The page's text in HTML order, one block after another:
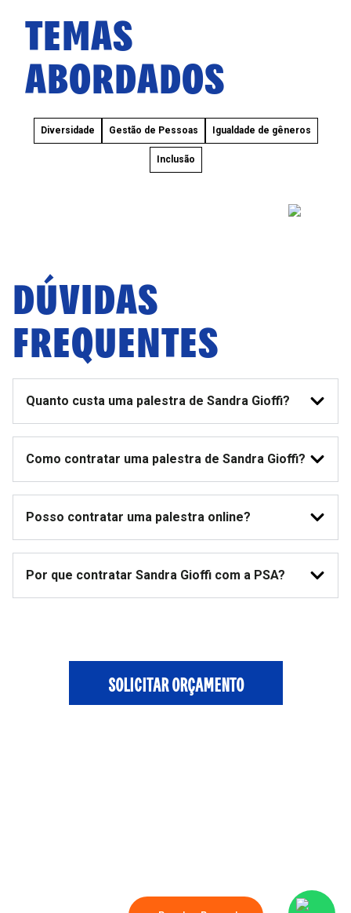
TEMAS
ABORDADOS
Diversidade Gestão de Pessoas Igualdade de gêneros
Inclusão
DÚVIDAS
FREQUENTES
Quanto custa uma palestra de Sandra Gioffi?
Como contratar uma palestra de Sandra Gioffi?
Posso contratar uma palestra online?
Por que contratar Sandra Gioffi com a PSA?
SOLICITAR ORÇAMENTO